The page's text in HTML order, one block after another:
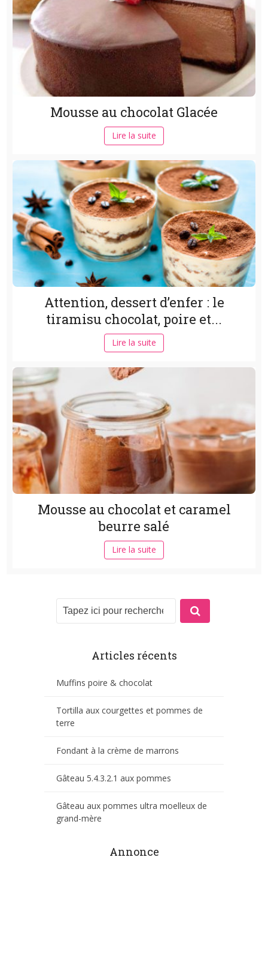
Mousse au chocolat Glacée
Lire la suite
Attention, dessert d’enfer : le
tiramisu chocolat, poire et...
Lire la suite
Mousse au chocolat et caramel
beurre salé
Lire la suite
Articles récents
Muffins poire & chocolat
Tortilla aux courgettes et pommes de
terre
Fondant à la crème de marrons
Gâteau 5.4.3.2.1 aux pommes
Gâteau aux pommes ultra moelleux de
grand-mère
Annonce